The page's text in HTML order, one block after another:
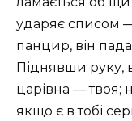
ударяє списом
панцир, він
Піднявши руку,
царівна — твоя;
якщо є в тобі